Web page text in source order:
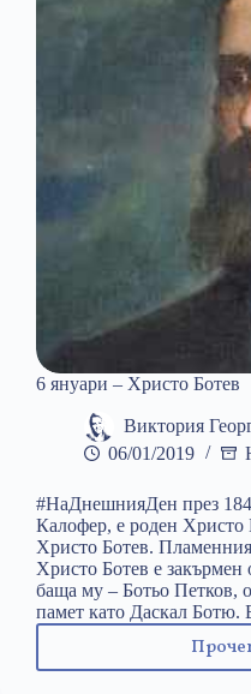
6 януари – Христо Ботев
Виктория
06/01/2019
#НаДнешнияДен през
Калофер, е роден Христо
Христо Ботев.
Христо Ботев е закърмен
баща му – Ботьо Петков,
памет като Даскал Ботю.
6